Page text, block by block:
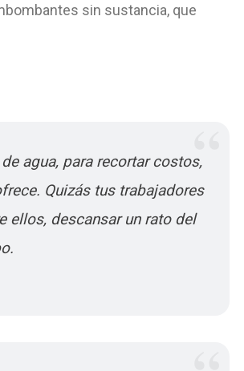
sin sustancia, que
agua, para recortar costos,
Quizás tus trabajadores
ellos, descansar un rato del